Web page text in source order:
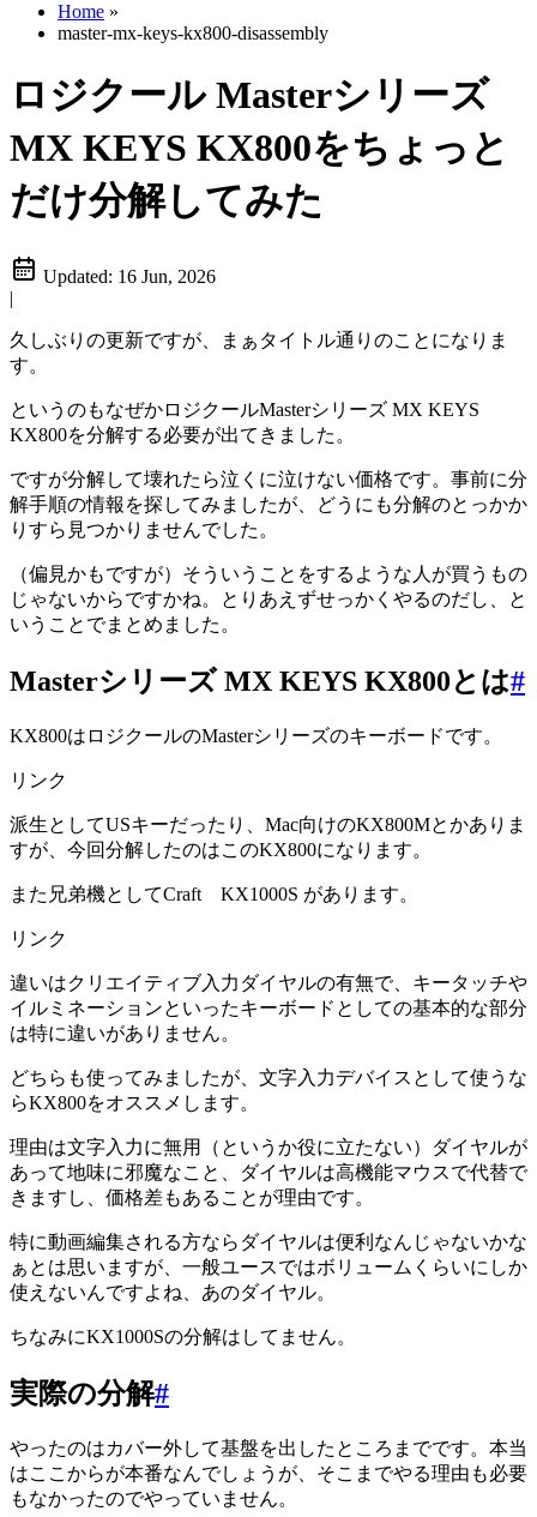
Home »
master-mx-keys-kx800-disassembly
ロジクール Masterシリーズ
MX KEYS KX800をちょっと
だけ分解してみた
Updated: 16 Jun, 2026
|
久しぶりの更新ですが、まぁタイトル通りのことになりま
す。
というのもなぜかロジクールMasterシリーズ MX KEYS
KX800を分解する必要が出てきました。
ですが分解して壊れたら泣くに泣けない価格です。事前に分
解手順の情報を探してみましたが、どうにも分解のとっかか
りすら見つかりませんでした。
（偏見かもですが）そういうことをするような人が買うもの
じゃないからですかね。とりあえずせっかくやるのだし、と
いうことでまとめました。
Masterシリーズ MX KEYS KX800とは#
KX800はロジクールのMasterシリーズのキーボードです。
リンク
派生としてUSキーだったり、Mac向けのKX800Mとかありま
すが、今回分解したのはこのKX800になります。
また兄弟機としてCraft KX1000S があります。
リンク
違いはクリエイティブ入力ダイヤルの有無で、キータッチや
イルミネーションといったキーボードとしての基本的な部分
は特に違いがありません。
どちらも使ってみましたが、文字入力デバイスとして使うな
らKX800をオススメします。
理由は文字入力に無用（というか役に立たない）ダイヤルが
あって地味に邪魔なこと、ダイヤルは高機能マウスで代替で
きますし、価格差もあることが理由です。
特に動画編集される方ならダイヤルは便利なんじゃないかな
ぁとは思いますが、一般ユースではボリュームくらいにしか
使えないんですよね、あのダイヤル。
ちなみにKX1000Sの分解はしてません。
実際の分解#
やったのはカバー外して基盤を出したところまでです。本当
はここからが本番なんでしょうが、そこまでやる理由も必要
もなかったのでやっていません。